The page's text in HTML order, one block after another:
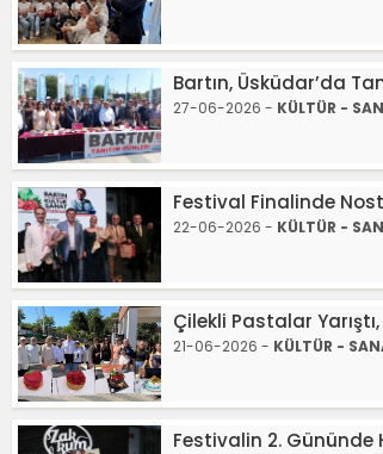
Bartın, Üsküdar’da
27-06-2026 - KÜLTÜR -
Festival Finalinde
22-06-2026 - KÜLTÜR -
Çilekli Pastalar
21-06-2026 - KÜLTÜR -
Festivalin 2. Gününde